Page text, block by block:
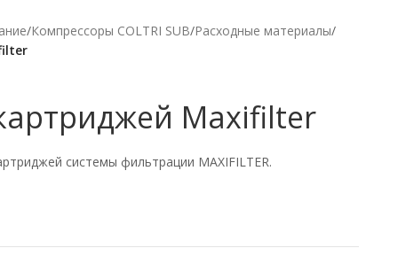
/Компрессоры COLTRI SUB/Расходные материалы/
Maxifilter
системы фильтрации MAXIFILTER.